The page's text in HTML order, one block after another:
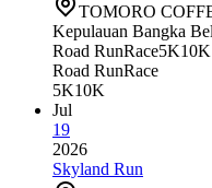
TOMORO
Kepulauan Bangka
Road RunRace5K10K
Road RunRace
5K10K
Jul
19
2026
Skyland Run